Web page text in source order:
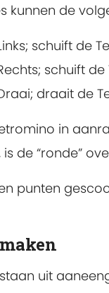
kunnen de
schuift de
schuift
draait de
in
de “ronde”
punten
uit